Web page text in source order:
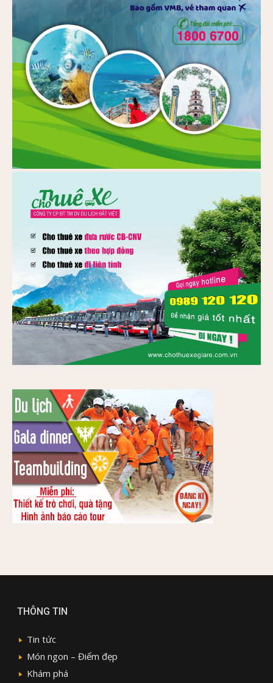
THÔNG TIN
Tin tức
Món ngon – Điểm đẹp
Khám phá